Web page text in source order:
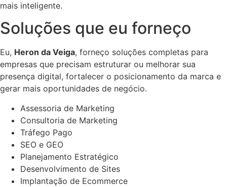
mais inteligente.
Soluções que eu forneço
Eu, Heron da Veiga, forneço soluções completas para
empresas que precisam estruturar ou melhorar sua
presença digital, fortalecer o posicionamento da marca e
gerar mais oportunidades de negócio.
Assessoria de Marketing
Consultoria de Marketing
Tráfego Pago
SEO e GEO
Planejamento Estratégico
Desenvolvimento de Sites
Implantação de Ecommerce